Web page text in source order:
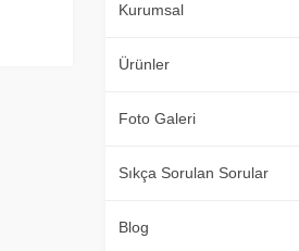
Kurumsal
Ürünler
Foto Galeri
Sıkça Sorulan Sorular
Blog